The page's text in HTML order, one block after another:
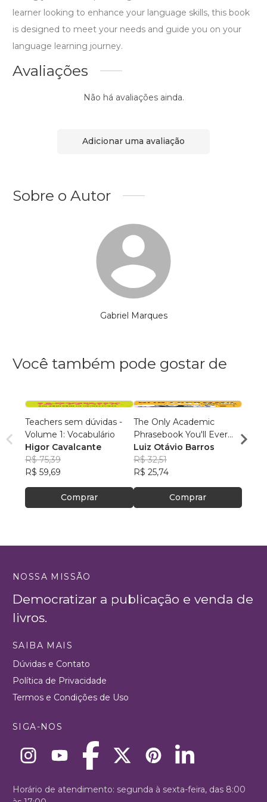
learner looking to enhance your language skills, this book
is designed to meet your needs and guide you on your
language learning journey.
Avaliações
Não há avaliações ainda.
Adicionar uma avaliação
Sobre o Autor
Gabriel Marques
Você também pode gostar de
Teachers sem dúvidas -
Volume 1: Vocabulário
Higor Cavalcante
R$ 75,39
R$ 59,69
Comprar
The Only Academic
Phrasebook You'll Ever
Need
Luiz Otávio Barros
R$ 32,51
R$ 25,74
Comprar
R$
NOSSA MISSÃO
Democratizar a publicação e venda de
livros.
SAIBA MAIS
Dúvidas e Contato
Política de Privacidade
Termos e Condições de Uso
SIGA-NOS
Horário de atendimento: segunda à sexta-feira, das 8:00